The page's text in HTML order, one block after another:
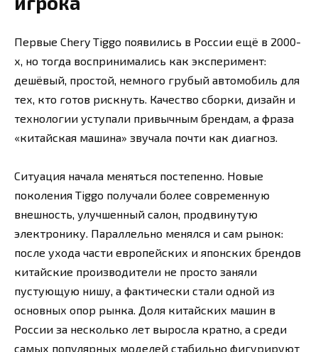
Первые Chery Tiggo появились в России ещё в 2000-
х, но тогда воспринимались как эксперимент:
дешёвый, простой, немного грубый автомобиль для
тех, кто готов рискнуть. Качество сборки, дизайн и
технологии уступали привычным брендам, а фраза
«китайская машина» звучала почти как диагноз.
Ситуация начала меняться постепенно. Новые
поколения Tiggo получали более современную
внешность, улучшенный салон, продвинутую
электронику. Параллельно менялся и сам рынок:
после ухода части европейских и японских брендов
китайские производители не просто заняли
пустующую нишу, а фактически стали одной из
основных опор рынка. Доля китайских машин в
России за несколько лет выросла кратно, а среди
самых популярных моделей стабильно фигурируют